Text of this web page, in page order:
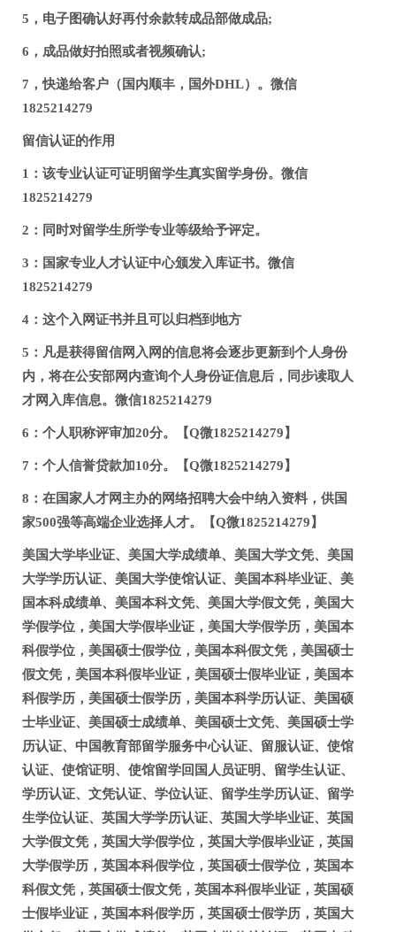
5，电子图确认好再付余款转成品部做成品;
6，成品做好拍照或者视频确认;
7，快递给客户（国内顺丰，国外DHL）。微信
1825214279
留信认证的作用
1：该专业认证可证明留学生真实留学身份。微信
1825214279
2：同时对留学生所学专业等级给予评定。
3：国家专业人才认证中心颁发入库证书。微信
1825214279
4：这个入网证书并且可以归档到地方
5：凡是获得留信网入网的信息将会逐步更新到个人身份
内，将在公安部网内查询个人身份证信息后，同步读取人
才网入库信息。微信1825214279
6：个人职称评审加20分。【Q微1825214279】
7：个人信誉贷款加10分。【Q微1825214279】
8：在国家人才网主办的网络招聘大会中纳入资料，供国
家500强等高端企业选择人才。【Q微1825214279】
美国大学毕业证、美国大学成绩单、美国大学文凭、美国
大学学历认证、美国大学使馆认证、美国本科毕业证、美
国本科成绩单、美国本科文凭、美国大学假文凭，美国大
学假学位，美国大学假毕业证，美国大学假学历，美国本
科假学位，美国硕士假学位，美国本科假文凭，美国硕士
假文凭，美国本科假毕业证，美国硕士假毕业证，美国本
科假学历，美国硕士假学历，美国本科学历认证、美国硕
士毕业证、美国硕士成绩单、美国硕士文凭、美国硕士学
历认证、中国教育部留学服务中心认证、留服认证、使馆
认证、使馆证明、使馆留学回国人员证明、留学生认证、
学历认证、文凭认证、学位认证、留学生学历认证、留学
生学位认证、英国大学学历认证、英国大学毕业证、英国
大学假文凭，英国大学假学位，英国大学假毕业证，英国
大学假学历，英国本科假学位，英国硕士假学位，英国本
科假文凭，英国硕士假文凭，英国本科假毕业证，英国硕
士假毕业证，英国本科假学历，英国硕士假学历，英国大